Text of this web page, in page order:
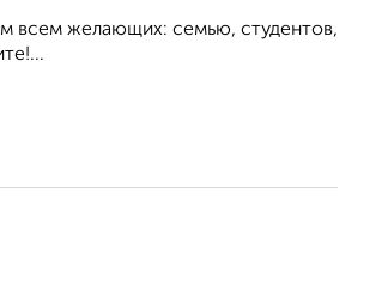
всем желающих: семью, студентов,